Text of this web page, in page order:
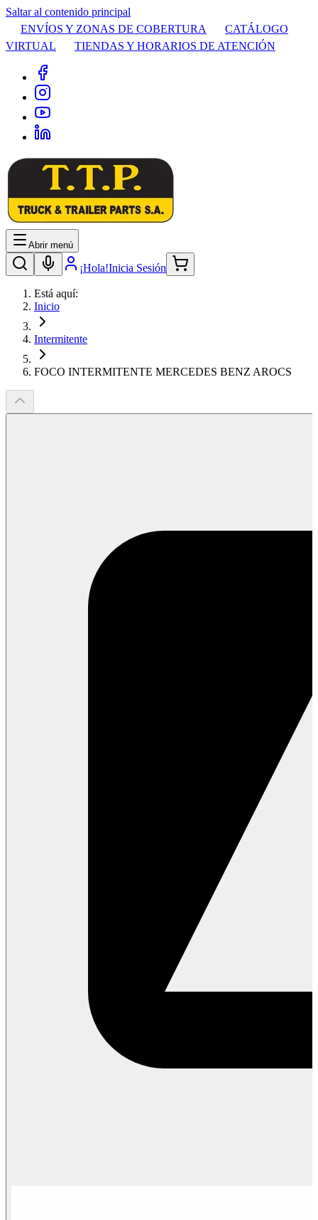
Saltar al contenido principal
ENVÍOS Y ZONAS DE COBERTURA
CATÁLOGO
VIRTUAL
TIENDAS Y HORARIOS DE ATENCIÓN
Abrir menú
¡Hola!Inicia Sesión
Está aquí:
Inicio
Intermitente
FOCO INTERMITENTE MERCEDES BENZ AROCS